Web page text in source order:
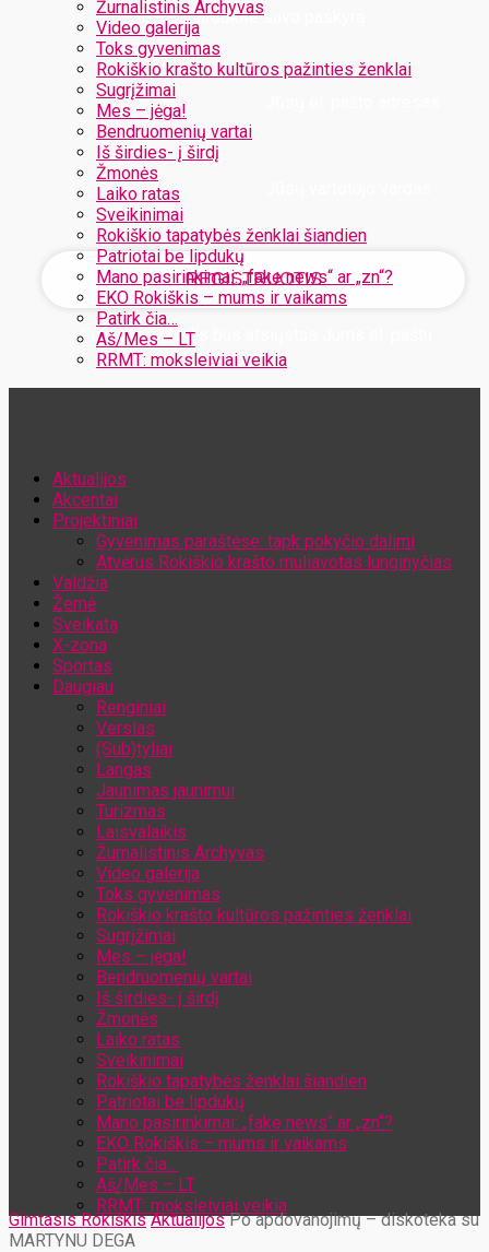
Žurnalistinis Archyvas
Video galerija
Toks gyvenimas
Rokiškio krašto kultūros pažinties ženklai
Sugrįžimai
Mes – jėga!
Bendruomenių vartai
Iš širdies- į širdį
Žmonės
Laiko ratas
Sveikinimai
Rokiškio tapatybės ženklai šiandien
Patriotai be lipdukų
Mano pasirinkimai: „fake news“ ar „zn“?
EKO Rokiškis – mums ir vaikams
Patirk čia…
Aš/Mes – LT
RRMT: moksleiviai veikia
Užregistruokite savo paskyrą
Jūsų slaptažodis bus atsiųstas Jums el. paštu
Aktualijos
Akcentai
Projektiniai
Gyvenimas paraštėse: tapk pokyčio dalimi
Atvėrus Rokiškio krašto muliavotas lunginyčias
Valdžia
Žemė
Sveikata
X-zona
Sportas
Daugiau
Renginiai
Verslas
(Sub)tyliai
Langas
Jaunimas jaunimui
Turizmas
Laisvalaikis
Žurnalistinis Archyvas
Video galerija
Toks gyvenimas
Rokiškio krašto kultūros pažinties ženklai
Sugrįžimai
Mes – jėga!
Bendruomenių vartai
Iš širdies- į širdį
Žmonės
Laiko ratas
Sveikinimai
Rokiškio tapatybės ženklai šiandien
Patriotai be lipdukų
Mano pasirinkimai: „fake news“ ar „zn“?
EKO Rokiškis – mums ir vaikams
Patirk čia…
Aš/Mes – LT
RRMT: moksleiviai veikia
Gimtasis Rokiškis Aktualijos Po apdovanojimų – diskoteka su
MARTYNU DEGA